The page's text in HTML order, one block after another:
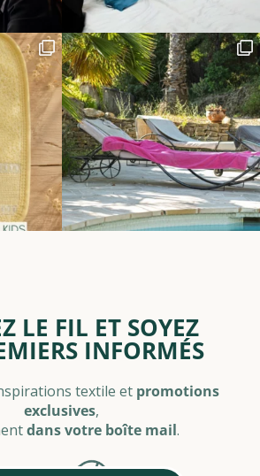
LE FIL ET SOYEZ
INFORMÉS
textile et promotions
exclusives,
dans votre boîte mail.